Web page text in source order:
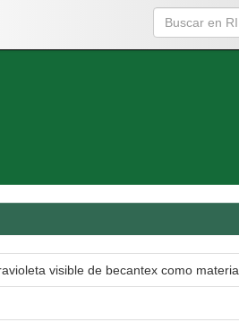
visible de becantex como materia